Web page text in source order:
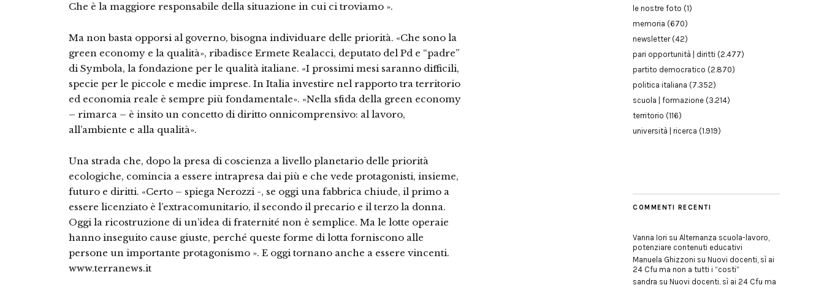
Che è la maggiore responsabile della situazione in cui ci troviamo ».
Ma non basta opporsi al governo, bisogna individuare delle priorità. «Che sono la
green economy e la qualità», ribadisce Ermete Realacci, deputato del Pd e “padre”
di Symbola, la fondazione per le qualità italiane. «I prossimi mesi saranno difficili,
specie per le piccole e medie imprese. In Italia investire nel rapporto tra territorio
ed economia reale è sempre più fondamentale». «Nella sfida della green economy
– rimarca – è insito un concetto di diritto onnicomprensivo: al lavoro,
all’ambiente e alla qualità».
Una strada che, dopo la presa di coscienza a livello planetario delle priorità
ecologiche, comincia a essere intrapresa dai più e che vede protagonisti, insieme,
futuro e diritti. «Certo – spiega Nerozzi -, se oggi una fabbrica chiude, il primo a
essere licenziato è l’extracomunitario, il secondo il precario e il terzo la donna.
Oggi la ricostruzione di un’idea di fraternité non è semplice. Ma le lotte operaie
hanno inseguito cause giuste, perché queste forme di lotta forniscono alle
persone un importante protagonismo ». E oggi tornano anche a essere vincenti.
www.terranews.it
le nostre foto (1)
memoria (670)
newsletter(42)
pari opportunità | diritti (2.477)
partito democratico (2.870)
politica italiana (7.352)
scuola | formazione (3.214)
territorio (116)
università | ricerca (1.919)
COMMENTI RECENTI
Vanna Iori su Alternanza scuola-lavoro,
potenziare contenuti educativi
Manuela Ghizzoni su Nuovi docenti, sì ai
24 Cfu ma non a tutti i “costi”
sandra su Nuovi docenti, sì ai 24 Cfu ma